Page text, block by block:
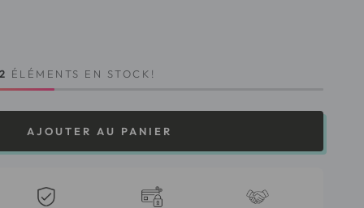
ÉLÉMENTS EN STOCK!
AJOUTER AU PANIER